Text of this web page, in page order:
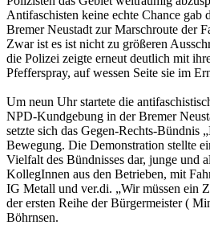
Antifaschisten keine echte Chance gab
Bremer Neustadt zur Marschroute der
Zwar ist es ist nicht zu größeren
die Polizei zeigte erneut deutlich mit
Pfefferspray, auf wessen Seite sie im
Um neun Uhr startete die
NPD-Kundgebung in der Bremer
setzte sich das Gegen-Rechts-Bündnis
Bewegung. Die Demonstration stellte
Vielfalt des Bündnisses dar, junge und
KollegInnen aus den Betrieben, mit
IG Metall und ver.di. „Wir müssen ein
der ersten Reihe der Bürgermeister (
Böhrnsen.